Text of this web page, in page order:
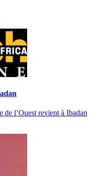
l’Ouest revient à Ibadan